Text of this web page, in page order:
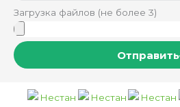
Загрузка файлов (не более 3)
Отправить